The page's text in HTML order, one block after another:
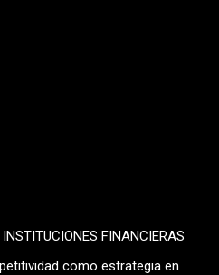
FINANCIERAS
como estrategia en